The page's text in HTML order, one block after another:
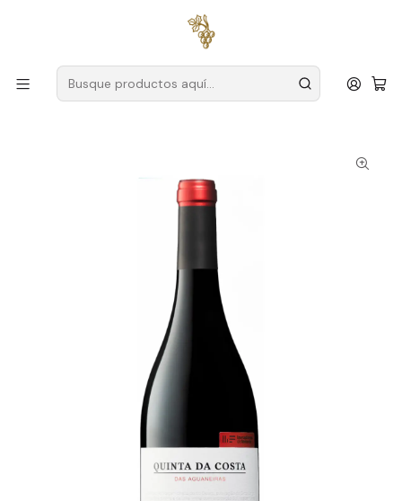
para pedidos superiores a
Productores Duero
Agricultores de Feitoria
Lavradores de Feitoria Quinta da Costa das Aguaneiras
2019 Douro Tinto 75cl